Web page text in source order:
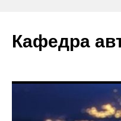
вмісту
Кафедра